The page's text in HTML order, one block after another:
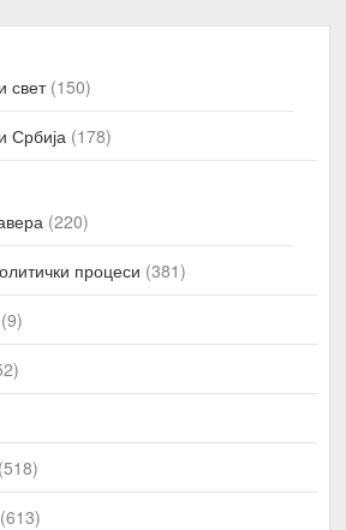
свет(150)
Србија (178)
(220)
процеси (381)
(9)
(518)
(613)